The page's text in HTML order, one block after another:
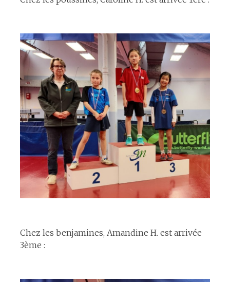
Chez les benjamines, Amandine H. est arrivée
3ème :